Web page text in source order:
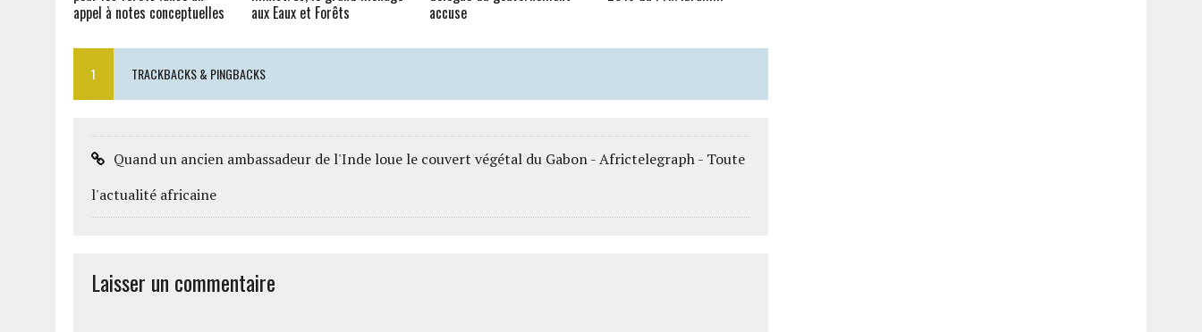
appel à notes conceptuelles
aux Eaux et Forêts
accuse
1 TRACKBACKS & PINGBACKS
Quand un ancien ambassadeur de l'Inde loue le couvert végétal du Gabon - Africtelegraph - Toute
l'actualité africaine
Laisser un commentaire